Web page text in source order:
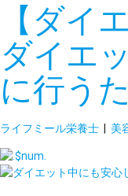
【ダイ
ダイエ
に行う
ライフミール栄養士 | 美